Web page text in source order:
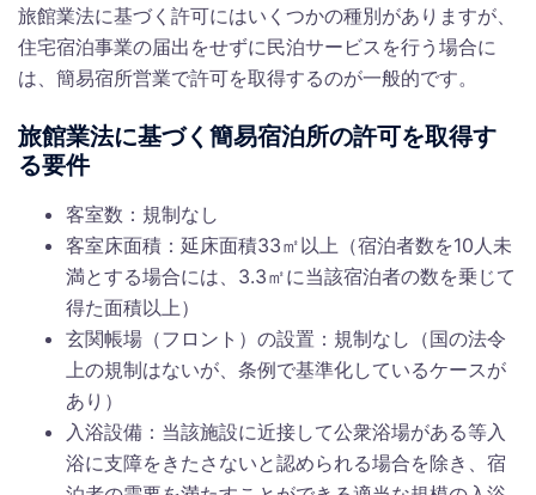
旅館業法に基づく許可にはいくつかの種別がありますが、
住宅宿泊事業の届出をせずに民泊サービスを行う場合に
は、簡易宿所営業で許可を取得するのが一般的です。
旅館業法に基づく簡易宿泊所の許可を取得す
る要件
客室数：規制なし
客室床面積：延床面積33㎡以上（宿泊者数を10人未
満とする場合には、3.3㎡に当該宿泊者の数を乗じて
得た面積以上）
玄関帳場（フロント）の設置：規制なし（国の法令
上の規制はないが、条例で基準化しているケースが
あり）
入浴設備：当該施設に近接して公衆浴場がある等入
浴に支障をきたさないと認められる場合を除き、宿